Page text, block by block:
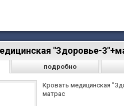
"Здоровье-
подробно
Кровать медицинская
матрас